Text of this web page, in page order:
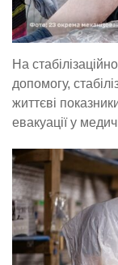
На
допомогу,
життєві
евакуації у